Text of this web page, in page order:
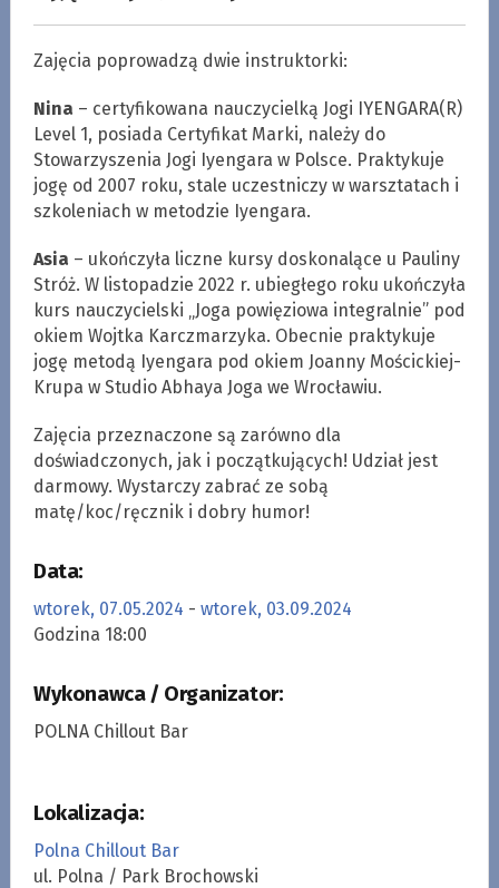
Zajęcia poprowadzą dwie instruktorki:
Nina – certyfikowana nauczycielką Jogi IYENGARA(R)
Level 1, posiada Certyfikat Marki, należy do
Stowarzyszenia Jogi Iyengara w Polsce. Praktykuje
jogę od 2007 roku, stale uczestniczy w warsztatach i
szkoleniach w metodzie Iyengara.
Asia – ukończyła liczne kursy doskonalące u Pauliny
Stróż. W listopadzie 2022 r. ubiegłego roku ukończyła
kurs nauczycielski „Joga powięziowa integralnie” pod
okiem Wojtka Karczmarzyka. Obecnie praktykuje
jogę metodą Iyengara pod okiem Joanny Mościckiej-
Krupa w Studio Abhaya Joga we Wrocławiu.
Zajęcia przeznaczone są zarówno dla
doświadczonych, jak i początkujących! Udział jest
darmowy. Wystarczy zabrać ze sobą
matę/koc/ręcznik i dobry humor!
Data:
wtorek, 07.05.2024 - wtorek, 03.09.2024
Godzina 18:00
Wykonawca / Organizator:
POLNA Chillout Bar
Lokalizacja:
Polna Chillout Bar
ul. Polna / Park Brochowski